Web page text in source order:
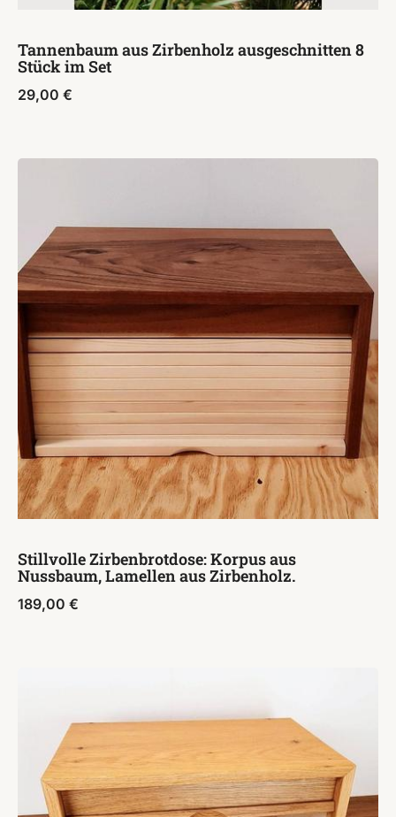
Tannenbaum aus Zirbenholz ausgeschnitten 8
Stück im Set
29,00 €
Stillvolle Zirbenbrotdose: Korpus aus
Nussbaum, Lamellen aus Zirbenholz.
189,00 €